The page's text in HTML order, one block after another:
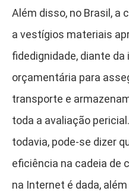
Além disso, no Brasil, a
a vestígios materiais
fidedignidade, diante
orçamentária para
transporte e
toda a avaliação
todavia, pode-se dizer
eficiência na cadeia de
na Internet é dada,